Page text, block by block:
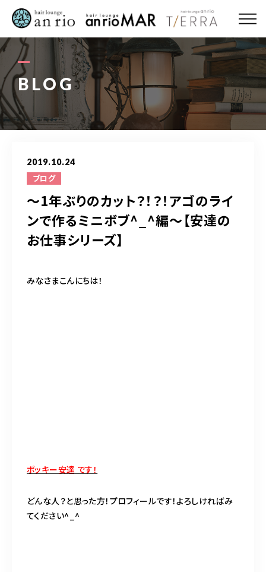
BLOG
2019.10.24
ブログ
〜1年ぶりのカット？！？！アゴのライ
ンで作るミニボブ^_^編〜【安達の
お仕事シリーズ】
みなさまこんにちは！
ポッキー安達 です！
どんな人？と思った方！プロフィールです！よろしければみ
てください^_^
ABOUT US
MENU
STYLE
STAFF〈anrio TIERRA〉
RECRUIT 求人・採用
098-917-5366